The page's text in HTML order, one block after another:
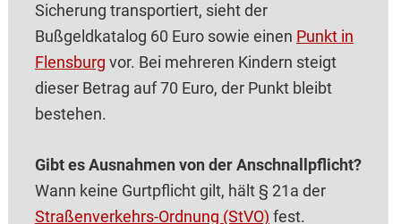
Sicherung transportiert, sieht der
Bußgeldkatalog 60 Euro sowie einen Punkt in
Flensburg vor. Bei mehreren Kindern steigt
dieser Betrag auf 70 Euro, der Punkt bleibt
bestehen.
Gibt es Ausnahmen von der Anschnallpflicht?
Wann keine Gurtpflicht gilt, hält § 21a der
Straßenverkehrs-Ordnung (StVO) fest.